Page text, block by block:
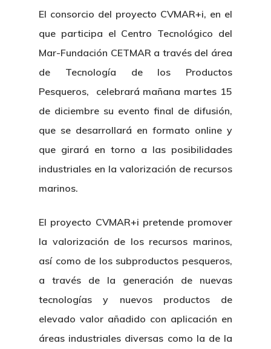
El consorcio del proyecto CVMAR+i, en el
que participa el Centro Tecnológico del
Mar-Fundación CETMAR a través del área
de Tecnología de los Productos
Pesqueros, celebrará mañana martes 15
de diciembre su evento final de difusión,
que se desarrollará en formato online y
que girará en torno a las posibilidades
industriales en la valorización de recursos
marinos.
El proyecto CVMAR+i pretende promover
la valorización de los recursos marinos,
así como de los subproductos pesqueros,
a través de la generación de nuevas
tecnologías y nuevos productos de
elevado valor añadido con aplicación en
áreas industriales diversas como la de la